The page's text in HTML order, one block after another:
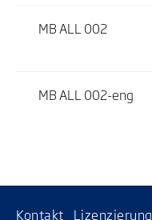
MB ALL 002
MB ALL 002-eng
Kontakt Lizenzierung